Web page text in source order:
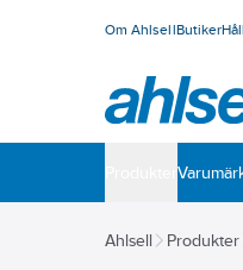
Om AhlsellButiker
Ahlsell Produkter